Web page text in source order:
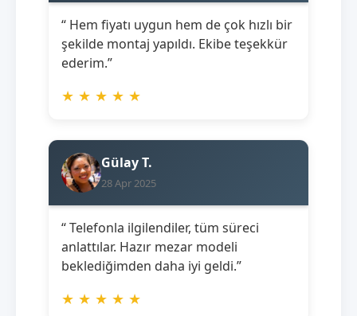
“ Hem fiyatı uygun hem de çok hızlı bir
şekilde montaj yapıldı. Ekibe teşekkür
ederim.”
★ ★ ★ ★ ★
Gülay T.
28 Apr 2025
“ Telefonla ilgilendiler, tüm süreci
anlattılar. Hazır mezar modeli
beklediğimden daha iyi geldi.”
★ ★ ★ ★ ★